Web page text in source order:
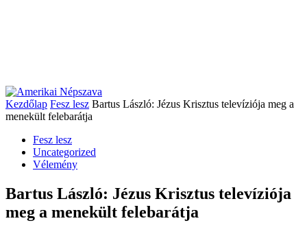
Kezdőlap Fesz lesz Bartus László: Jézus Krisztus televíziója meg a
menekült felebarátja
Fesz lesz
Uncategorized
Vélemény
Bartus László: Jézus Krisztus televíziója
meg a menekült felebarátja